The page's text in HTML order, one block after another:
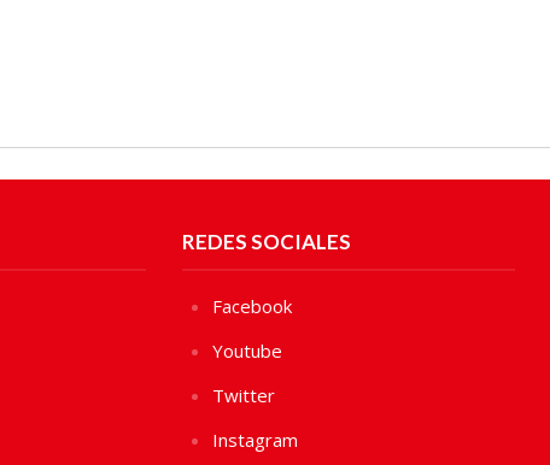
REDES SOCIALES
Facebook
Youtube
Twitter
Instagram